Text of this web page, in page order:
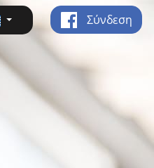
Σύνδεση